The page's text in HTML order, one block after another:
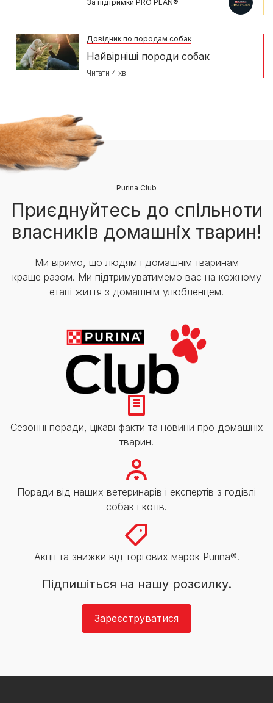
За підтримки PRO PLAN®
Довідник по породам собак
Найвірніші породи собак
Читати 4 хв
Purina Club
Приєднуйтесь до спільноти
власників домашніх тварин!
Ми віримо, що людям і домашнім тваринам
краще разом. Ми підтримуватимемо вас на кожному
етапі життя з домашнім улюбленцем.
Сезонні поради, цікаві факти та новини про домашніх
тварин.
Поради від наших ветеринарів і експертів з годівлі
собак і котів.
Акції та знижки від торгових марок Purina®.
Підпишіться на нашу розсилку.
Зареєструватися